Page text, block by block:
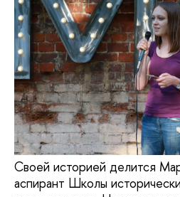
Своей историей делится
аспирант Школы